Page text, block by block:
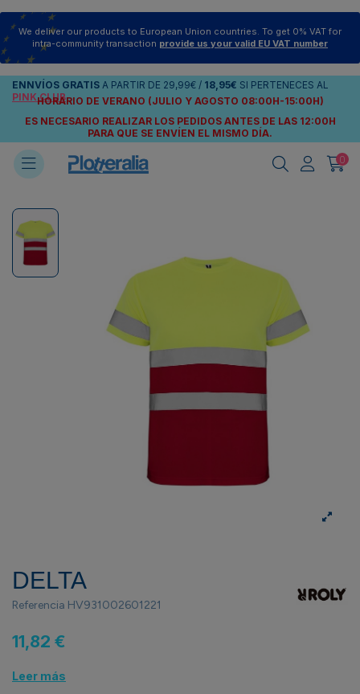
We deliver our products to European Union countries. To get 0% VAT for
intra-community transaction provide us your valid EU VAT number
ENNVÍOS GRATIS A PARTIR DE 29,99€ / 18,95€ SI PERTENECES AL
PINK CLUB
HORARIO DE VERANO (JULIO Y AGOSTO 08:00H-15:00H)
ES NECESARIO REALIZAR LOS PEDIDOS ANTES DE LAS 12:00H
PARA QUE SE ENVÍEN EL MISMO DÍA.
0
DELTA
Referencia HV931002601221
11,82 €
Leer más